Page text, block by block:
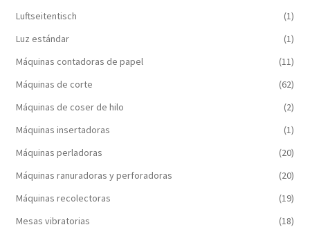
Luftseitentisch
(1)
Luz estándar
(1)
Máquinas contadoras de papel
(11)
Máquinas de corte
(62)
Máquinas de coser de hilo
(2)
Máquinas insertadoras
(1)
Máquinas perladoras
(20)
Máquinas ranuradoras y perforadoras
(20)
Máquinas recolectoras
(19)
Mesas vibratorias
(18)